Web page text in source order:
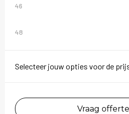
46
48
Selecteer jouw opties voor de
Vraag